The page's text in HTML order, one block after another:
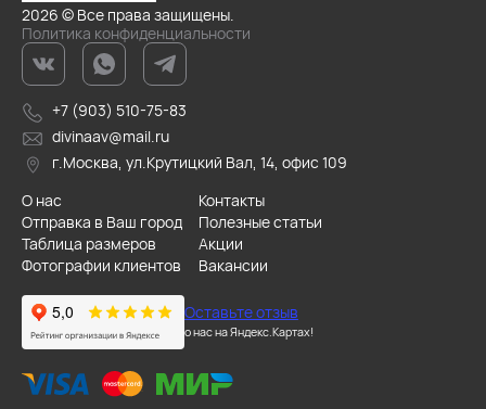
2026 © Все права защищены.
Политика конфиденциальности
+7 (903) 510-75-83
divinaav@mail.ru
г.Москва, ул.Крутицкий Вал, 14, офис 109
О нас
Контакты
Отправка в Ваш город
Полезные статьи
Таблица размеров
Акции
Фотографии клиентов
Вакансии
Оставьте отзыв
о нас на Яндекс.Картах!